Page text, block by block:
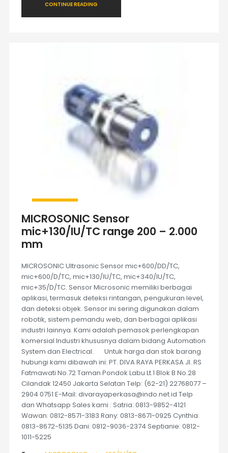
CONTINUE READING
MICROSONIC Sensor
mic+130/IU/TC range 200 – 2.000
mm
MICROSONIC Ultrasonic Sensor mic+600/DD/TC,
mic+600/D/TC, mic+130/IU/TC, mic+340/IU/TC,
mic+35/D/TC. Sensor Microsonic memiliki berbagai
aplikasi, termasuk deteksi rintangan, pengukuran level,
dan deteksi objek. Sensor ini sering digunakan dalam
robotik, sistem pemandu web, dan berbagai aplikasi
industri lainnya. Kami adalah pemasok perlengkapan
komersial Industri khususnya dalam bidang Automation
System dan Electrical. Untuk harga dan stok barang
hubungi kami dibawah ini: PT. DIVA RAYA PERKASA Jl. RS
Fatmawati No.72 Taman Pondok Labu Lt.1 Blok B No.28
Cilandak 12450 Jakarta Selatan Telp: (62-21) 22768077 –
2904 0751 E-Mail: divarayaperkasa@indo.net.id Telp
dan Whatsapp Sales kami : Satria: 0813-9852-4121
Wawan: 0812-8571-3183 Rany: 0813-8671-0925 Cynthia:
0813-8672-5135 Dani: 0812-9036-2374 Septianie: 0812-
1011-5225